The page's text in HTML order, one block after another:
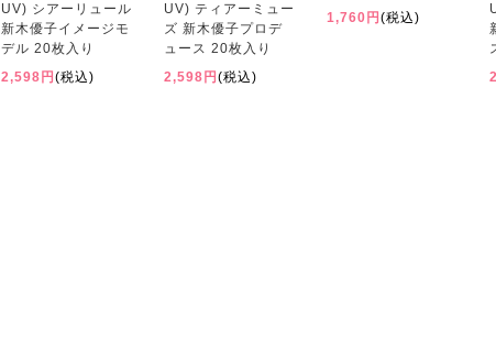
UV) シアーリュール
新木優子イメージモ
デル 20枚入り
2,598円 (税込)
UV) ティアーミュー
ズ 新木優子プロデ
ュース 20枚入り
2,598円 (税込)
1,760円 (税込)